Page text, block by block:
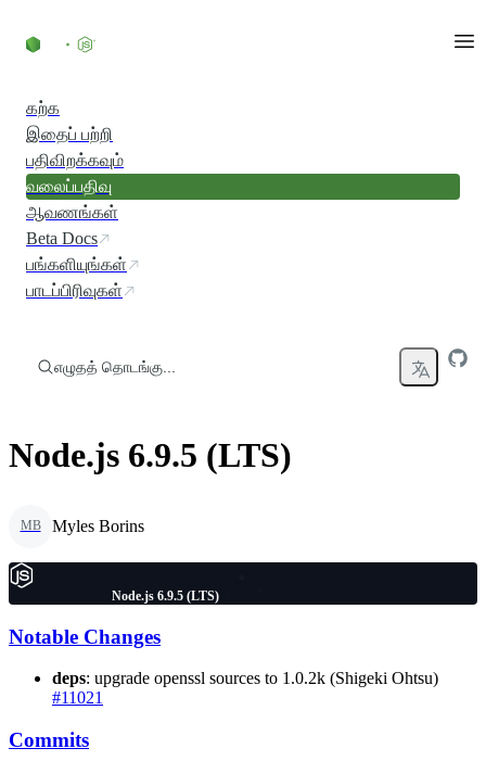
கற்க
இதைப் பற்றி
பதிவிறக்கவும்
வலைப்பதிவு
ஆவணங்கள்
Beta Docs
பங்களியுங்கள்
பாடப்பிரிவுகள்
எழுதத் தொடங்கு...
Node.js 6.9.5 (LTS)
MB Myles Borins
Node.js 6.9.5 (LTS)
Notable Changes
deps: upgrade openssl sources to 1.0.2k (Shigeki Ohtsu)
#11021
Commits